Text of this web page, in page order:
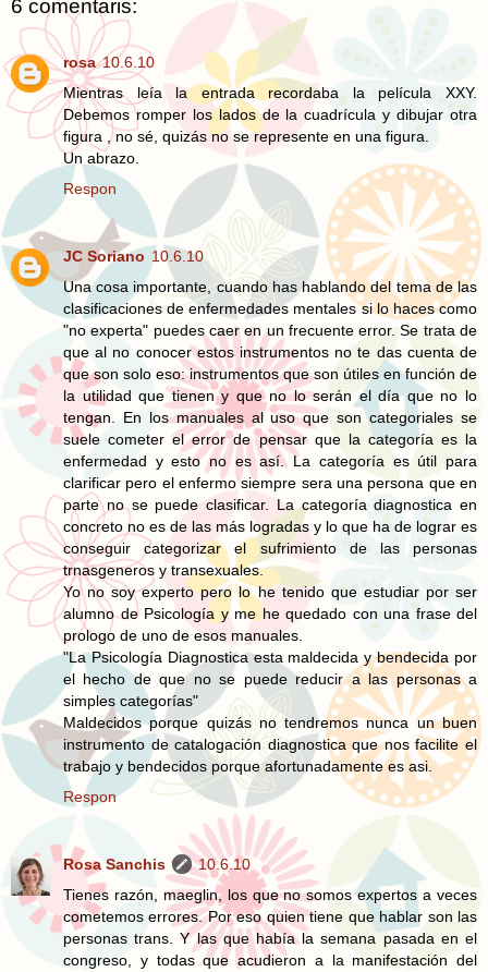
6 comentaris:
rosa 10.6.10
Mientras leía la entrada recordaba la película XXY.
Debemos romper los lados de la cuadrícula y dibujar otra
figura , no sé, quizás no se represente en una figura.
Un abrazo.
Respon
JC Soriano 10.6.10
Una cosa importante, cuando has hablando del tema de las
clasificaciones de enfermedades mentales si lo haces como
"no experta" puedes caer en un frecuente error. Se trata de
que al no conocer estos instrumentos no te das cuenta de
que son solo eso: instrumentos que son útiles en función de
la utilidad que tienen y que no lo serán el día que no lo
tengan. En los manuales al uso que son categoriales se
suele cometer el error de pensar que la categoría es la
enfermedad y esto no es así. La categoría es útil para
clarificar pero el enfermo siempre sera una persona que en
parte no se puede clasificar. La categoría diagnostica en
concreto no es de las más logradas y lo que ha de lograr es
conseguir categorizar el sufrimiento de las personas
trnasgeneros y transexuales.
Yo no soy experto pero lo he tenido que estudiar por ser
alumno de Psicología y me he quedado con una frase del
prologo de uno de esos manuales.
"La Psicología Diagnostica esta maldecida y bendecida por
el hecho de que no se puede reducir a las personas a
simples categorías"
Maldecidos porque quizás no tendremos nunca un buen
instrumento de catalogación diagnostica que nos facilite el
trabajo y bendecidos porque afortunadamente es asi.
Respon
Rosa Sanchis
10.6.10
Tienes razón, maeglin, los que no somos expertos a veces
cometemos errores. Por eso quien tiene que hablar son las
personas trans. Y las que había la semana pasada en el
congreso, y todas que acudieron a la manifestación del